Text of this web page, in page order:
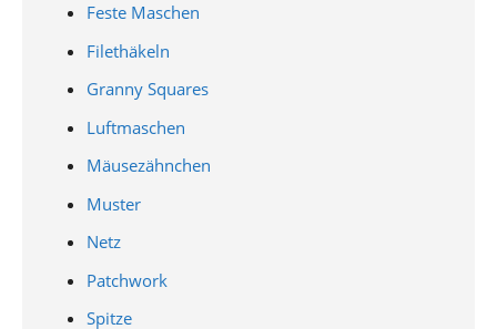
Feste Maschen
Filethäkeln
Granny Squares
Luftmaschen
Mäusezähnchen
Muster
Netz
Patchwork
Spitze